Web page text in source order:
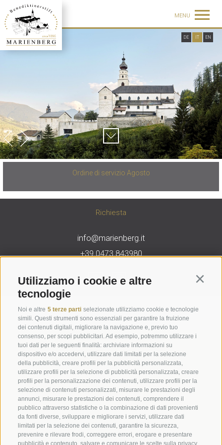
Utilizziamo i cookie e altre
tecnologie
Noi e altre 5 terze parti selezionate utilizziamo cookie e tecnologie
simili. Questi strumenti sono essenziali per garantire la fruizione
dei contenuti digitali, migliorare la navigazione e, previo tuo
consenso, per scopi pubblicitari. Ad esempio, potremmo utilizzare i
tuoi dati per le seguenti finalità: archiviare informazioni su
dispositivo e/o accedervi, utilizzare dati limitati per la selezione
della pubblicità, creare profili per la pubblicità personalizzata,
utilizzare profili per la selezione di pubblicità personalizzata, creare
profili per la personalizzazione dei contenuti, utilizzare profili per la
selezione di contenuti personalizzati, misurare le prestazioni degli
annunci, misurare le prestazioni dei contenuti, comprendere il
pubblico attraverso statistiche o la combinazione di dati provenienti
da fonti diverse, sviluppare e migliorare i servizi, utilizzare dati
limitati per la selezione dei contenuti, garantire la sicurezza,
prevenire e rilevare frodi, correggere errori, erogare e presentare
pubblicità e contenuto, salvare e comunicare le scelte sulla privacy,
MENU
DE IT EN
Ordine di servizio Agosto
Richiesta
info@marienberg.it
+39 0473 843980
Credits | Contributi pubblici | Mappa del sito | Cookie Policy
Privacy | Preferenze Cookies
Abbazia di Marienberg
Schlinig 1
39024 Malles
BZ - Italia
Amministrazione
Tel.+39 0473 843989
Email: verwaltung@marienberg.it